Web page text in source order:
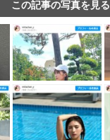
この記事の写真を見る